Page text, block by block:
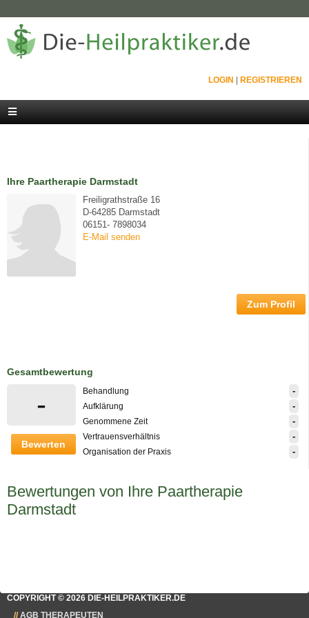
LOGIN REGISTRIEREN
Ihre Paartherapie Darmstadt
Freiligrathstraße 16
D-64285 Darmstadt
06151- 7898034
E-Mail senden
Zum Profil
Gesamtbewertung
-
Bewerten
Behandlung -
Aufklärung -
Genommene Zeit -
Vertrauensverhältnis -
Organisation der Praxis -
Bewertungen von Ihre Paartherapie
Darmstadt
COPYRIGHT © 2026 DIE-HEILPRAKTIKER.DE
AGB THERAPEUTEN